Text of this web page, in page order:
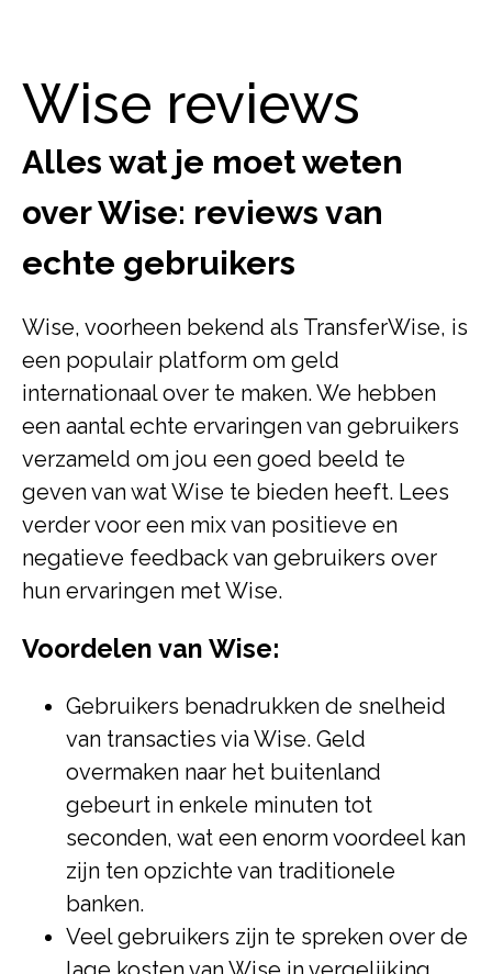
Wise reviews
Alles wat je moet weten
over Wise: reviews van
echte gebruikers
Wise, voorheen bekend als TransferWise, is
een populair platform om geld
internationaal over te maken. We hebben
een aantal echte ervaringen van gebruikers
verzameld om jou een goed beeld te
geven van wat Wise te bieden heeft. Lees
verder voor een mix van positieve en
negatieve feedback van gebruikers over
hun ervaringen met Wise.
Voordelen van Wise:
Gebruikers benadrukken de snelheid
van transacties via Wise. Geld
overmaken naar het buitenland
gebeurt in enkele minuten tot
seconden, wat een enorm voordeel kan
zijn ten opzichte van traditionele
banken.
Veel gebruikers zijn te spreken over de